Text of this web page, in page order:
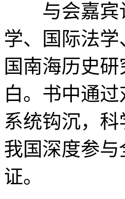
与会嘉宾认
学、国际法
国南海历史
白。书中通
系统钩沉，
我国深度参
证。